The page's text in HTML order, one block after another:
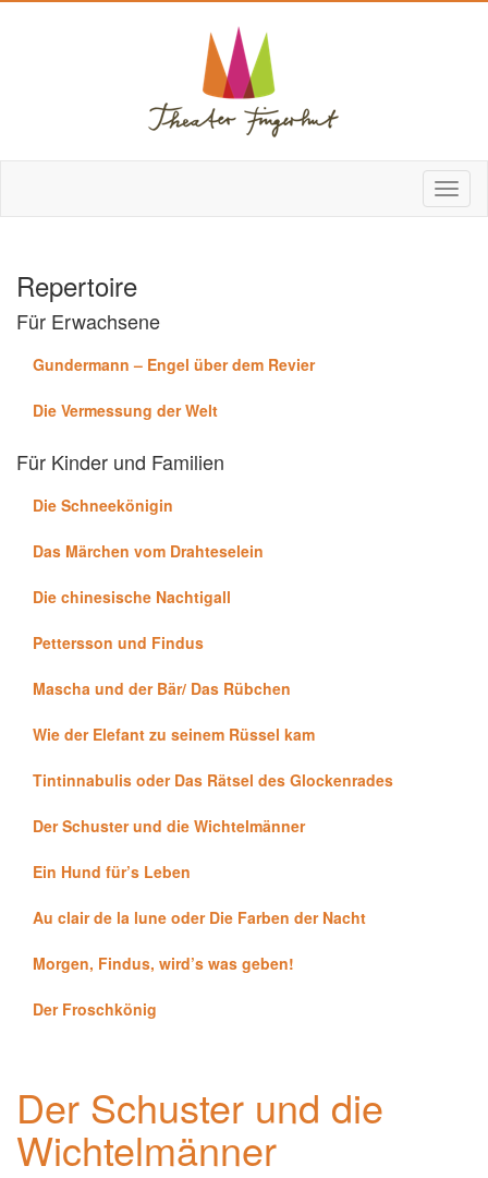
Repertoire
Für Erwachsene
Gundermann – Engel über dem Revier
Die Vermessung der Welt
Für Kinder und Familien
Die Schneekönigin
Das Märchen vom Drahteselein
Die chinesische Nachtigall
Pettersson und Findus
Mascha und der Bär/ Das Rübchen
Wie der Elefant zu seinem Rüssel kam
Tintinnabulis oder Das Rätsel des Glockenrades
Der Schuster und die Wichtelmänner
Ein Hund für’s Leben
Au clair de la lune oder Die Farben der Nacht
Morgen, Findus, wird’s was geben!
Der Froschkönig
Der Schuster und die
Wichtelmänner